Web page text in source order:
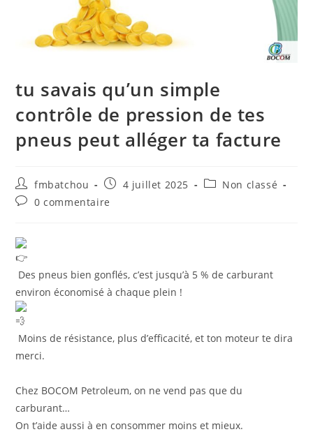
tu savais qu’un simple
contrôle de pression de tes
pneus peut alléger ta facture
fmbatchou 4 juillet 2025
Non classé
0 commentaire
Des pneus bien gonflés, c’est jusqu’à 5 % de carburant
environ économisé à chaque plein !
Moins de résistance, plus d’efficacité, et ton moteur te dira
merci.
Chez BOCOM Petroleum, on ne vend pas que du
carburant…
On t’aide aussi à en consommer moins et mieux.